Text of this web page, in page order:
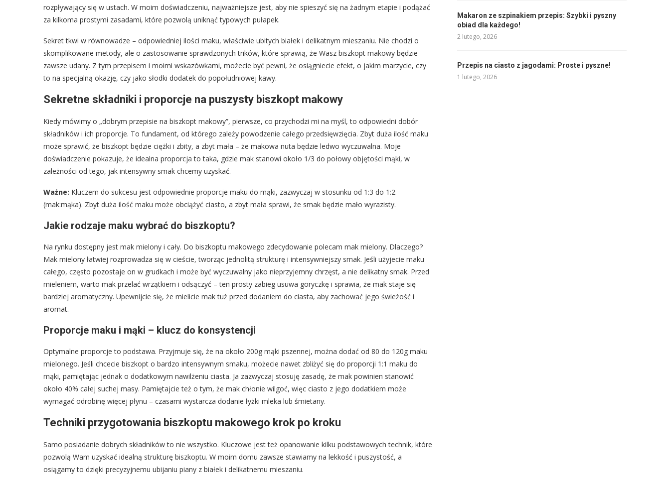
rozpływający się w ustach. W moim doświadczeniu, najważniejsze jest, aby nie spieszyć się na żadnym etapie i podążać
za kilkoma prostymi zasadami, które pozwolą uniknąć typowych pułapek.
Sekret tkwi w równowadze – odpowiedniej ilości maku, właściwie ubitych białek i delikatnym mieszaniu. Nie chodzi o
skomplikowane metody, ale o zastosowanie sprawdzonych trików, które sprawią, że Wasz biszkopt makowy będzie
zawsze udany. Z tym przepisem i moimi wskazówkami, możecie być pewni, że osiągniecie efekt, o jakim marzycie, czy
to na specjalną okazję, czy jako słodki dodatek do popołudniowej kawy.
Sekretne składniki i proporcje na puszysty biszkopt makowy
Kiedy mówimy o „dobrym przepisie na biszkopt makowy”, pierwsze, co przychodzi mi na myśl, to odpowiedni dobór
składników i ich proporcje. To fundament, od którego zależy powodzenie całego przedsięwzięcia. Zbyt duża ilość maku
może sprawić, że biszkopt będzie ciężki i zbity, a zbyt mała – że makowa nuta będzie ledwo wyczuwalna. Moje
doświadczenie pokazuje, że idealna proporcja to taka, gdzie mak stanowi około 1/3 do połowy objętości mąki, w
zależności od tego, jak intensywny smak chcemy uzyskać.
Ważne: Kluczem do sukcesu jest odpowiednie proporcje maku do mąki, zazwyczaj w stosunku od 1:3 do 1:2
(mak:mąka). Zbyt duża ilość maku może obciążyć ciasto, a zbyt mała sprawi, że smak będzie mało wyrazisty.
Jakie rodzaje maku wybrać do biszkoptu?
Na rynku dostępny jest mak mielony i cały. Do biszkoptu makowego zdecydowanie polecam mak mielony. Dlaczego?
Mak mielony łatwiej rozprowadza się w cieście, tworząc jednolitą strukturę i intensywniejszy smak. Jeśli użyjecie maku
całego, często pozostaje on w grudkach i może być wyczuwalny jako nieprzyjemny chrzęst, a nie delikatny smak. Przed
mieleniem, warto mak przelać wrzątkiem i odsączyć – ten prosty zabieg usuwa goryczkę i sprawia, że mak staje się
bardziej aromatyczny. Upewnijcie się, że mielicie mak tuż przed dodaniem do ciasta, aby zachować jego świeżość i
aromat.
Proporcje maku i mąki – klucz do konsystencji
Optymalne proporcje to podstawa. Przyjmuje się, że na około 200g mąki pszennej, można dodać od 80 do 120g maku
mielonego. Jeśli chcecie biszkopt o bardzo intensywnym smaku, możecie nawet zbliżyć się do proporcji 1:1 maku do
mąki, pamiętając jednak o dodatkowym nawilżeniu ciasta. Ja zazwyczaj stosuję zasadę, że mak powinien stanowić
około 40% całej suchej masy. Pamiętajcie też o tym, że mak chłonie wilgoć, więc ciasto z jego dodatkiem może
wymagać odrobinę więcej płynu – czasami wystarcza dodanie łyżki mleka lub śmietany.
Techniki przygotowania biszkoptu makowego krok po kroku
Samo posiadanie dobrych składników to nie wszystko. Kluczowe jest też opanowanie kilku podstawowych technik, które
pozwolą Wam uzyskać idealną strukturę biszkoptu. W moim domu zawsze stawiamy na lekkość i puszystość, a
osiągamy to dzięki precyzyjnemu ubijaniu piany z białek i delikatnemu mieszaniu.
Makaron ze szpinakiem przepis: Szybki i pyszny
obiad dla każdego!
2 lutego, 2026
Przepis na ciasto z jagodami: Proste i pyszne!
1 lutego, 2026